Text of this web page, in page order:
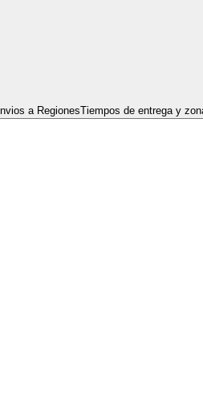
a RegionesTiempos de entrega y